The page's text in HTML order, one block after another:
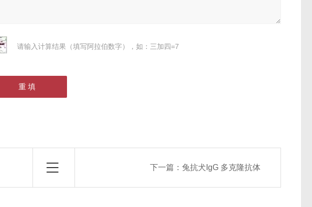
请输入计算结果（填写阿拉伯数字），如：三加四=7
下一篇： 兔抗犬IgG 多克隆抗体